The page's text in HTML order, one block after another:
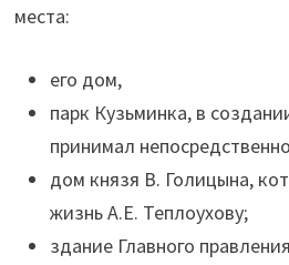
места:
его дом,
парк Кузьминка, в
принимал
дом князя В. Голицына,
жизнь А.Е. Теплоухову;
здание Главного